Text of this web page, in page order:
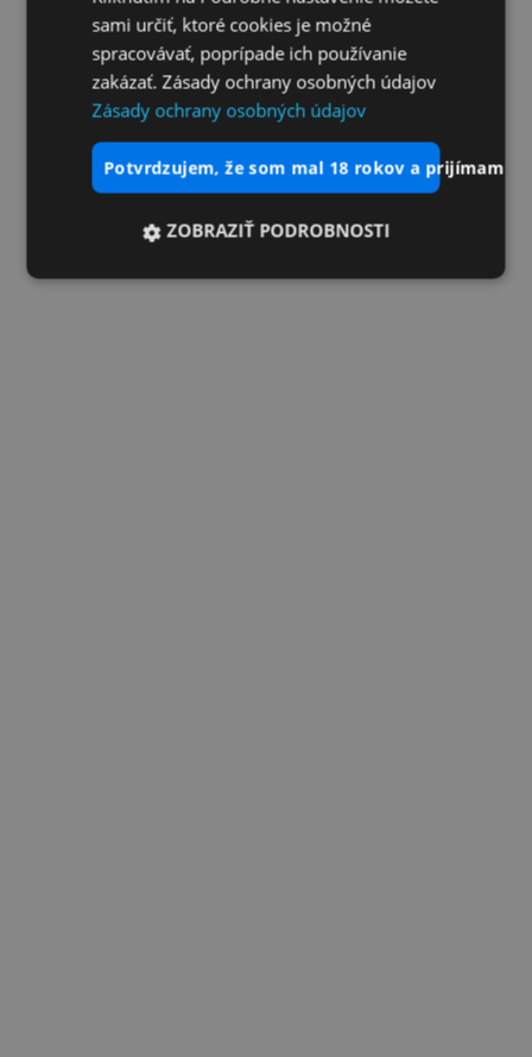
sami určiť, ktoré cookies je možné
spracovávať, poprípade ich používanie
zakázať. Zásady ochrany osobných údajov
Zásady ochrany osobných údajov
potvrdzujem, že som mal 18 rokov a prijímam
ZOBRAZIŤ PODROBNOSTI